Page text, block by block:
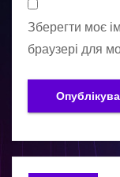
Зберегти моє
браузері для